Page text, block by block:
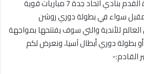
ويخوض الفريق الأول لكرة القدم بنادي اتحاد جدة 7 مباريات قوية
سواء في بطولة دوري روشن
للأندية والتي سوف يفتتحها بمواجهة
بطولة دوري أبطال آسيا، ونعرض لكم
القادم:-